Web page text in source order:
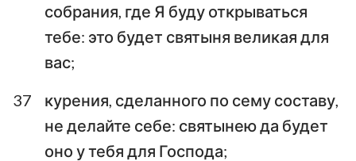
собрания, где Я буду открываться
тебе: это будет святыня великая для
вас;
37
курения, сделанного по сему составу,
не делайте себе: святынею да будет
оно у тебя для Господа;